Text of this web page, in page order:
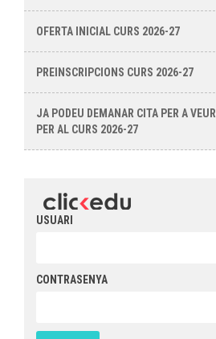
OFERTA INICIAL CURS 2026-27
PREINSCRIPCIONS CURS 2026-27
JA PODEU DEMANAR CITA PER A
PER AL CURS 2026-27
USUARI
CONTRASENYA